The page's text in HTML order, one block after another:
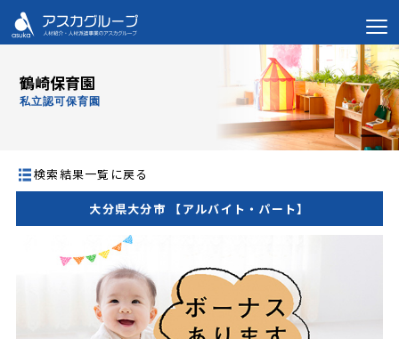
鶴崎保育園
私立認可保育園
検索結果一覧に戻る
大分県大分市 【アルバイト・パート】